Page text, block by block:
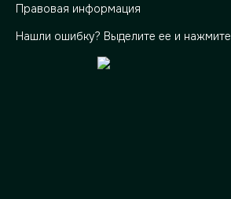
Правовая информация
Нашли ошибку? Выделите ее и нажмите